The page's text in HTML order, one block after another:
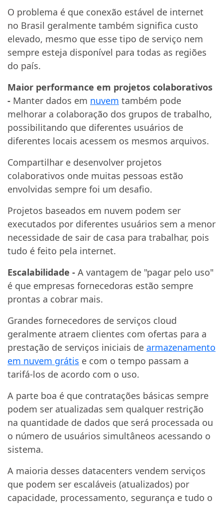
O problema é que conexão estável de internet
no Brasil geralmente também significa custo
elevado, mesmo que esse tipo de serviço nem
sempre esteja disponível para todas as regiões
do país.
Maior performance em projetos colaborativos
- Manter dados em nuvem também pode
melhorar a colaboração dos grupos de trabalho,
possibilitando que diferentes usuários de
diferentes locais acessem os mesmos arquivos.
Compartilhar e desenvolver projetos
colaborativos onde muitas pessoas estão
envolvidas sempre foi um desafio.
Projetos baseados em nuvem podem ser
executados por diferentes usuários sem a menor
necessidade de sair de casa para trabalhar, pois
tudo é feito pela internet.
Escalabilidade - A vantagem de "pagar pelo uso"
é que empresas fornecedoras estão sempre
prontas a cobrar mais.
Grandes fornecedores de serviços cloud
geralmente atraem clientes com ofertas para a
prestação de serviços iniciais de armazenamento
em nuvem grátis e com o tempo passam a
tarifá-los de acordo com o uso.
A parte boa é que contratações básicas sempre
podem ser atualizadas sem qualquer restrição
na quantidade de dados que será processada ou
o número de usuários simultâneos acessando o
sistema.
A maioria desses datacenters vendem serviços
que podem ser escaláveis (atualizados) por
capacidade, processamento, segurança e tudo o